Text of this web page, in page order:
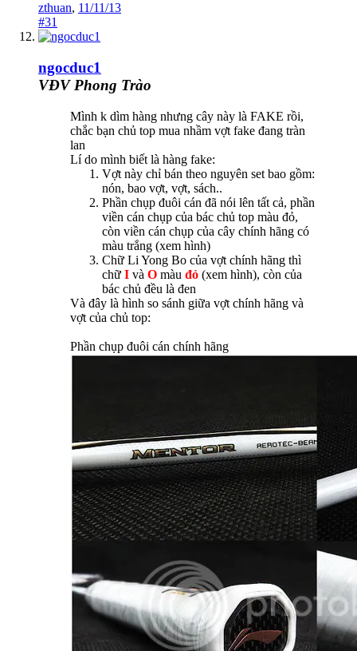
zthuan, 11/11/13
#31
ngocduc1
VĐV Phong Trào
Mình k dìm hàng nhưng cây này là FAKE rồi,
chắc bạn chủ top mua nhầm vợt fake đang tràn
lan
Lí do mình biết là hàng fake:
Vợt này chỉ bán theo nguyên set bao gồm:
nón, bao vợt, vợt, sách..
Phần chụp đuôi cán đã nói lên tất cả, phần
viền cán chụp của bác chủ top màu đỏ,
còn viền cán chụp của cây chính hãng có
màu trắng (xem hình)
Chữ Li Yong Bo của vợt chính hãng thì
chữ I và O màu đỏ (xem hình), còn của
bác chủ đều là đen
Và đây là hình so sánh giữa vợt chính hãng và
vợt của chủ top:
Phần chụp đuôi cán chính hãng